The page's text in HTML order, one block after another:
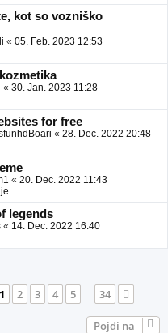
kot so vozniško
« 05. Feb. 2023 12:53
« 30. Jan. 2023 11:28
for free
« 28. Dec. 2022 20:48
« 20. Dec. 2022 11:43
legends
« 14. Dec. 2022 16:40
1od34
1 2 3 4 5 … 34
Pojdi na